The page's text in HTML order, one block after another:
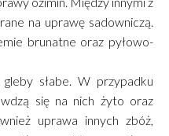
na uprawę sadowniczą.
brunatne oraz pyłowo-
słabe. W przypadku
się na nich żyto oraz
uprawa innych zbóż,